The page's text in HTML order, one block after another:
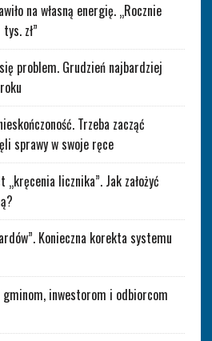
na własną energię. „Rocznie
zł”
problem. Grudzień najbardziej
Trzeba zacząć
sprawy w swoje ręce
licznika”. Jak założyć
Konieczna korekta systemu
inwestorom i odbiorcom